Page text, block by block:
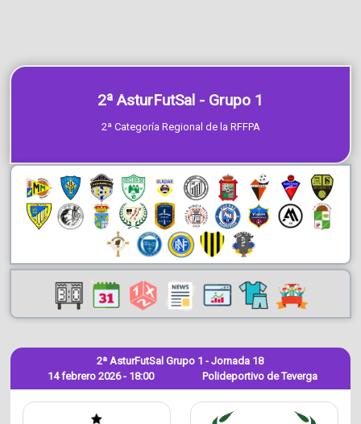
2ª AsturFutSal - Grupo 1
2ª Categoría Regional de la RFFPA
14 febrero 2026 - 18:00
2ª AsturFutSal Grupo 1 - Jornada 18
Polideportivo de Teverga